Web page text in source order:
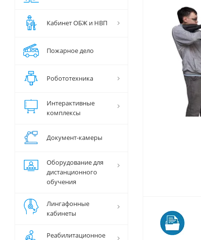
Кабинет ОБЖ и НВП
Пожарное дело
Робототехника
Интерактивные
комплексы
Документ-камеры
Оборудование для
дистанционного
обучения
Лингафонные
кабинеты
Реабилитационное